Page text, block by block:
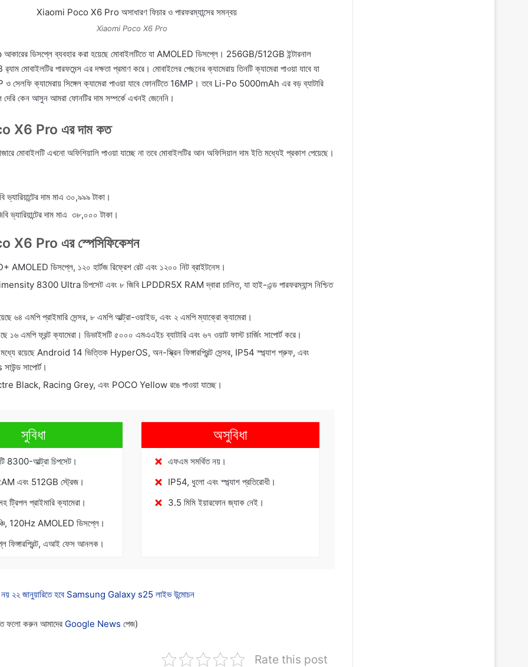
Xiaomi Poco X6 Pro
ডিসপ্লে ব্যবহার করা হয়েছে মোবাইলটিতে যা AMOLED ডিসপ্লে। 256GB/512GB ইন্টারনাল
মোবাইলটির পারফমেন্স এর দক্ষতা প্রমাণ করে। মোবাইলের পেছনের ক্যামেরায় তিনটি ক্যামেরা পাওয়া যাবে যা
ক্যামেরায় সিঙ্গেল ক্যামেরা পাওয়া যাবে ফোনটিতে 16MP। তবে Li-Po 5000mAh এর বড় ব্যাটারি
দেরি কেন আসুন আমরা ফোনটির দাম সম্পর্কে এখনই জেনেনি।
X6 Pro এর দাম কত
বাজারে মোবাইলটি এখনো অফিশিয়ালি পাওয়া যাচ্ছে না তবে মোবাইলটির আন অফিসিয়াল দাম ইতি মধ্যেই প্রকাশ পেয়েছে।
ভ্যারিয়ান্টের দাম মাএ ৩০,৯৯৯ টাকা।
ভ্যারিয়ান্টের দাম মাএ ৩৮,০০০ টাকা।
Pro এর স্পেসিফিকেশন
AMOLED ডিসপ্লে, ১২০ হার্টজ রিফ্রেশ রেট এবং ১২০০ নিট ব্রাইটনেস।
8300 Ultra চিপসেট এবং ৮ জিবি LPDDR5X RAM দ্বারা চালিত, যা হাই-এন্ড পারফরম্যান্স নিশ্চিত
৬৪ এমপি প্রাইমারি সেন্সর, ৮ এমপি আল্ট্রা-ওয়াইড, এবং ২ এমপি ম্যাক্রো ক্যামেরা।
১৬ এমপি ফ্রন্ট ক্যামেরা। ডিভাইসটি ৫০০০ এমএএইচ ব্যাটারি এবং ৬৭ ওয়াট ফাস্ট চার্জিং সাপোর্ট করে।
মধ্যে রয়েছে Android 14 ভিত্তিক HyperOS, অন-স্ক্রিন ফিঙ্গারপ্রিন্ট সেন্সর, IP54 স্প্ল্যাশ প্রুফ, এবং
সাপোর্ট।
Black, Racing Grey, এবং POCO Yellow রঙে পাওয়া যাচ্ছে।
সুবিধা
8300-আল্ট্রা চিপসেট।
এবং 512GB স্ট্রেজ।
প্রাইমারি ক্যামেরা।
120Hz AMOLED ডিসপ্লে।
ফিঙ্গারপ্রিন্ট, এআই ফেস আনলক।
অসুবিধা
এফএম সমর্থিত নয়।
IP54, ধুলো এবং স্প্ল্যাশ প্রতিরোধী।
3.5 মিমি ইয়ারফোন জ্যাক নেই।
নয় ২২ জানুয়ারিতে হবে Samsung Galaxy s25 লাইভ উন্মোচন
ফলো করুন আমাদের Google News পেজ)
Rate this post